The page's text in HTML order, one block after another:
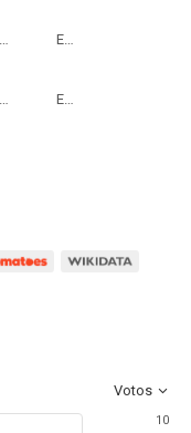
Estreno
Estreno
Votos
10